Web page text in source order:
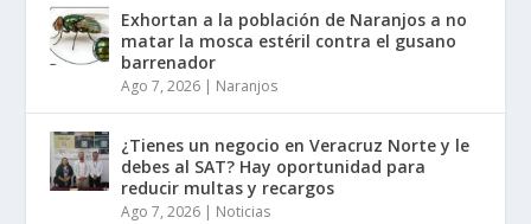
Exhortan a la población de Naranjos a no
matar la mosca estéril contra el gusano
barrenador
Ago 7, 2026 | Naranjos
¿Tienes un negocio en Veracruz Norte y le
debes al SAT? Hay oportunidad para
reducir multas y recargos
Ago 7, 2026 | Noticias